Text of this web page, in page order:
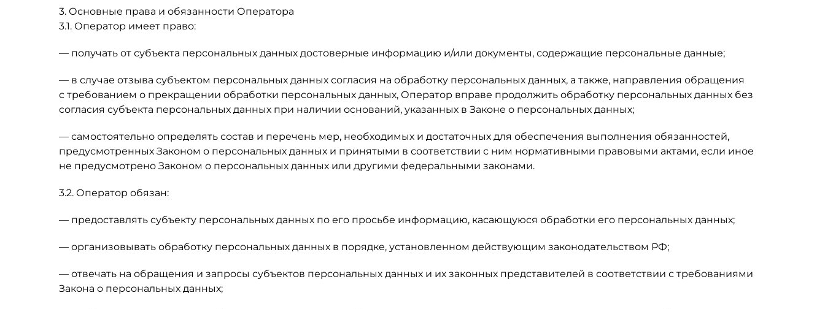
3. Основные права и обязанности Оператора
3.1. Оператор имеет право:
— получать от субъекта персональных данных достоверные информацию и/или документы, содержащие персональные данные;
— в случае отзыва субъектом персональных данных согласия на обработку персональных данных, а также, направления обращения
с требованием о прекращении обработки персональных данных, Оператор вправе продолжить обработку персональных данных без
согласия субъекта персональных данных при наличии оснований, указанных в Законе о персональных данных;
— самостоятельно определять состав и перечень мер, необходимых и достаточных для обеспечения выполнения обязанностей,
предусмотренных Законом о персональных данных и принятыми в соответствии с ним нормативными правовыми актами, если иное
не предусмотрено Законом о персональных данных или другими федеральными законами.
3.2. Оператор обязан:
— предоставлять субъекту персональных данных по его просьбе информацию, касающуюся обработки его персональных данных;
— организовывать обработку персональных данных в порядке, установленном действующим законодательством РФ;
— отвечать на обращения и запросы субъектов персональных данных и их законных представителей в соответствии с требованиями
Закона о персональных данных;